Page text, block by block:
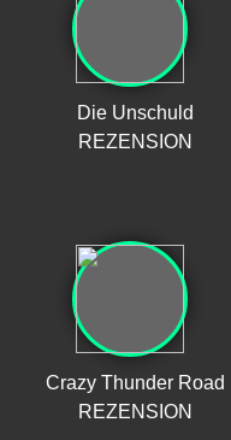
Die Unschuld
REZENSION
Crazy Thunder Road
REZENSION